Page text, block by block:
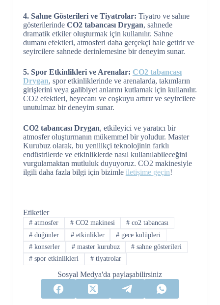
4. Sahne Gösterileri ve Tiyatrolar: Tiyatro ve sahne
gösterilerinde CO2 tabancası Drygan, sahnede
dramatik etkiler oluşturmak için kullanılır. Sahne
dumanı efektleri, atmosferi daha gerçekçi hale getirir ve
seyircilere sahnede derinlemesine bir deneyim sunar.
5. Spor Etkinlikleri ve Arenalar: CO2 tabancası
Drygan, spor etkinliklerinde ve arenalarda, takımların
girişlerini veya galibiyet anlarını kutlamak için kullanılır.
CO2 efektleri, heyecanı ve coşkuyu artırır ve seyircilere
unutulmaz bir deneyim sunar.
CO2 tabancası Drygan, etkileyici ve yaratıcı bir
atmosfer oluşturmanın mükemmel bir yoludur. Master
Kurubuz olarak, bu yenilikçi teknolojinin farklı
endüstrilerde ve etkinliklerde nasıl kullanılabileceğini
vurgulamaktan mutluluk duyuyoruz. CO2 makinesiyle
ilgili daha fazla bilgi için bizimle iletişime geçin!
Etiketler
#atmosfer #CO2 makinesi # co2 tabancası
#düğünler #etkinlikler # gece kulüpleri
#konserler #master kurubuz # sahne gösterileri
#spor etkinlikleri #tiyatrolar
Sosyal Medya'da paylaşabilirsiniz